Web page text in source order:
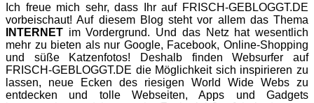
Ich freue mich sehr, dass Ihr auf FRISCH-GEBLOGGT.DE
vorbeischaut! Auf diesem Blog steht vor allem das Thema
INTERNET im Vordergrund. Und das Netz hat wesentlich
mehr zu bieten als nur Google, Facebook, Online-Shopping
und süße Katzenfotos! Deshalb finden Websurfer auf
FRISCH-GEBLOGGT.DE die Möglichkeit sich inspirieren zu
lassen, neue Ecken des riesigen World Wide Webs zu
entdecken und tolle Webseiten, Apps und Gadgets